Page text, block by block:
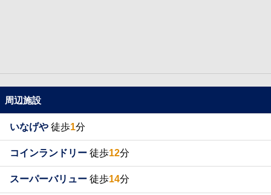
周辺施設
いなげや 徒歩1分
コインランドリー 徒歩12分
スーパーバリュー 徒歩14分